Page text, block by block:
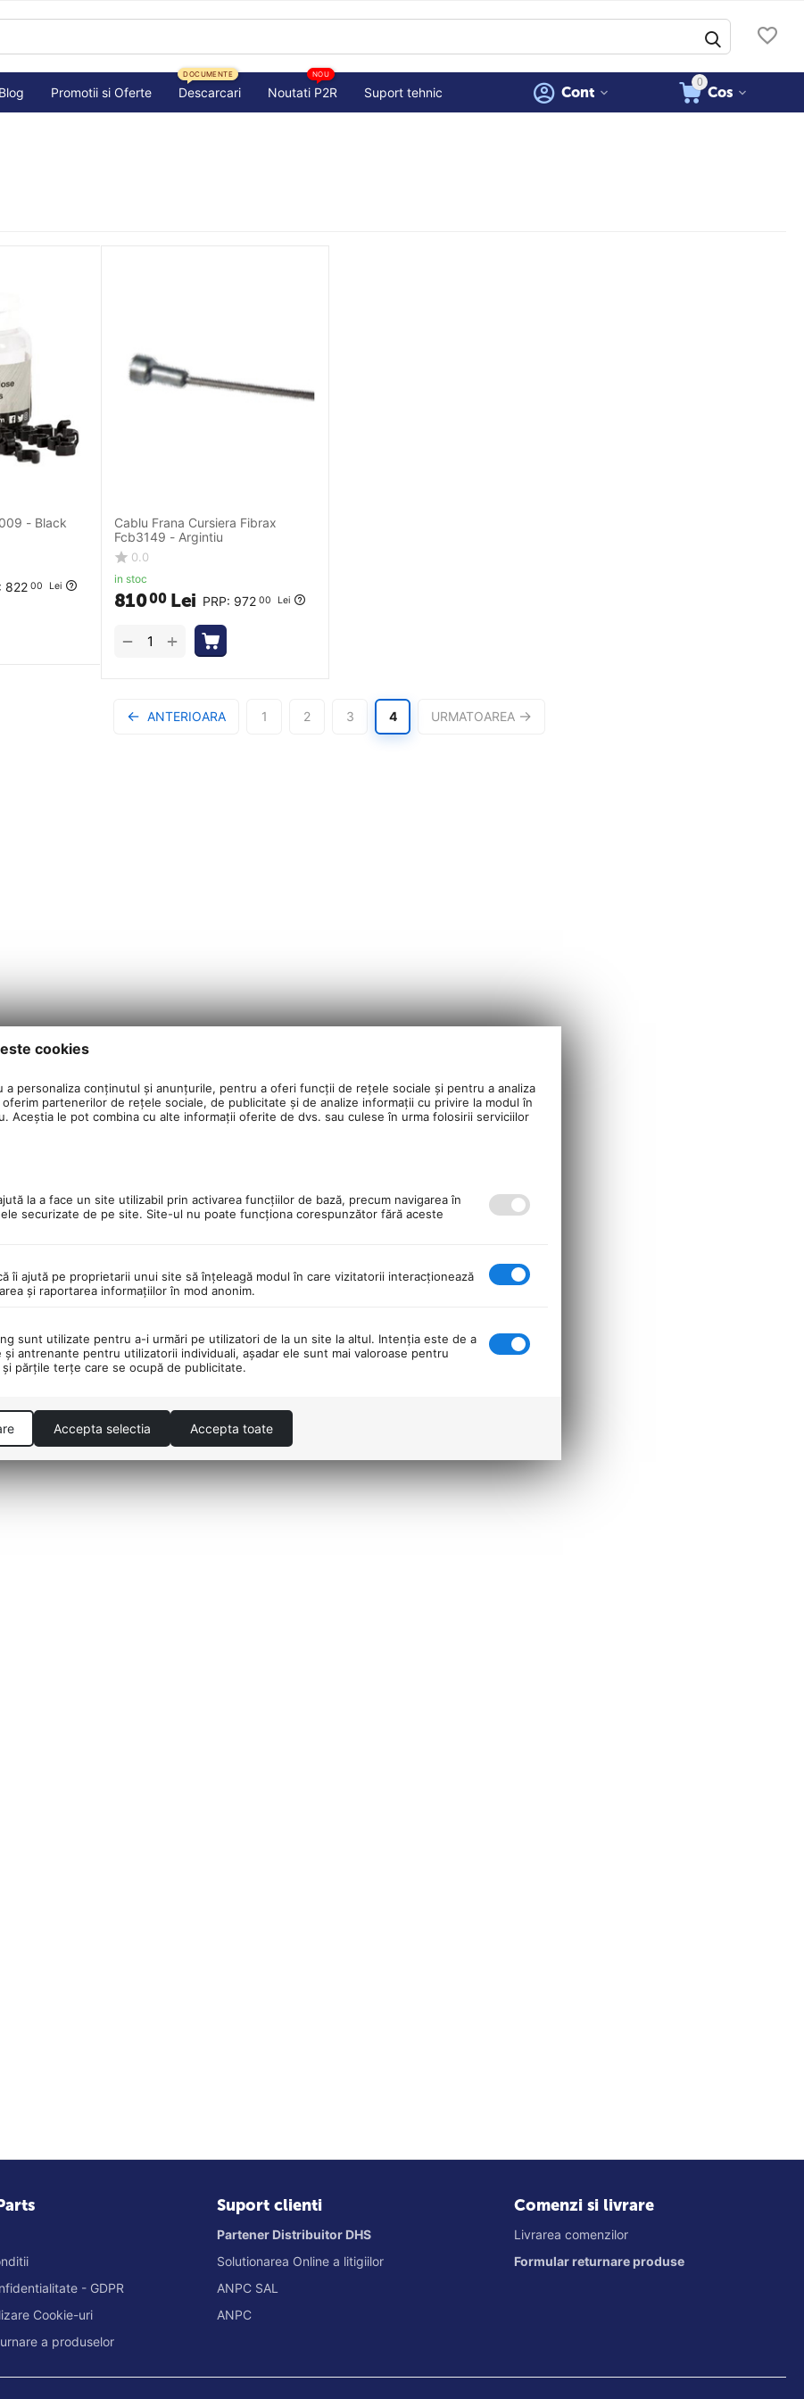
Blog Promotii si Oferte Descarcari
DOCUMENTE
Noutati P2R
NOU
Suport tehnic
0
Cos
Cont
- Black
822 00 Lei
Cablu Frana Cursiera Fibrax
Fcb3149 - Argintiu
0.0
in stoc
PRP: 972 00 Lei
81000 Lei
+
−
ANTERIOARA 1 2 3 4 URMATOAREA
- GDPR
Cookie-uri
a produselor
Suport clienti
Partener Distribuitor DHS
Solutionarea Online a litigiilor
ANPC SAL
ANPC
Comenzi si livrare
Livrarea comenzilor
Formular returnare produse
cookies
a personaliza conținutul și anunțurile, pentru a oferi funcții de rețele sociale și pentru a analiza
partenerilor de rețele sociale, de publicitate și de analize informații cu privire la modul în
Aceștia le pot combina cu alte informații oferite de dvs. sau culese în urma folosirii serviciilor
la a face un site utilizabil prin activarea funcţiilor de bază, precum navigarea în
securizate de pe site. Site-ul nu poate funcţiona corespunzător fără aceste
îi ajută pe proprietarii unui site să înţeleagă modul în care vizitatorii interacţionează
şi raportarea informaţiilor în mod anonim.
sunt utilizate pentru a-i urmări pe utilizatori de la un site la altul. Intenţia este de a
antrenante pentru utilizatorii individuali, aşadar ele sunt mai valoroase pentru
părţile terţe care se ocupă de publicitate.
Accepta selectia Accepta toate